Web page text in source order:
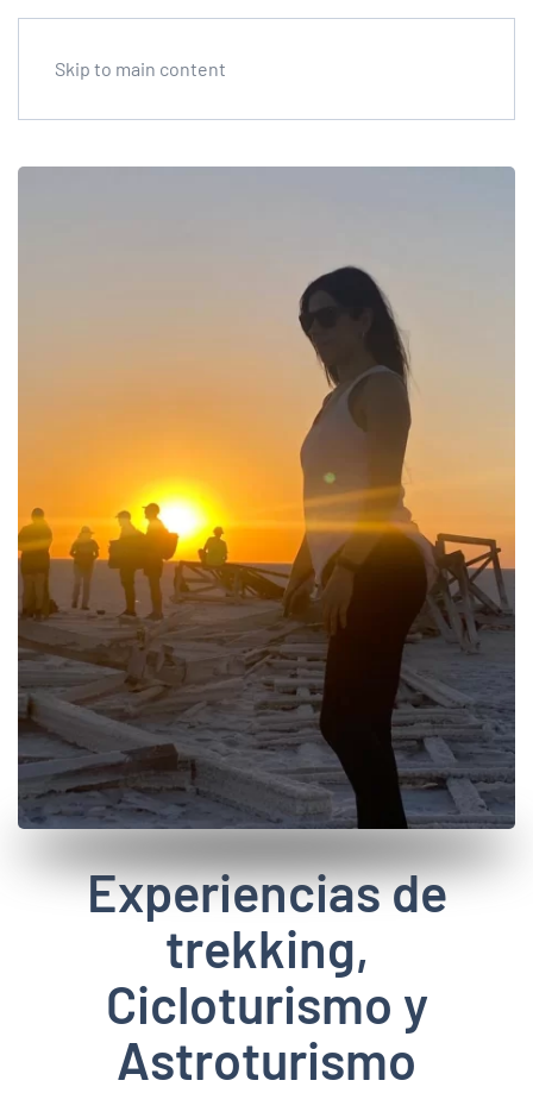
Skip to main content
Experiencias de
trekking,
Cicloturismo y
Astroturismo